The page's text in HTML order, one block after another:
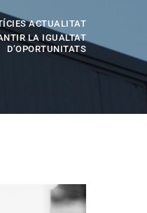
ACTUALITAT
LA IGUALTAT
D’OPORTUNITATS